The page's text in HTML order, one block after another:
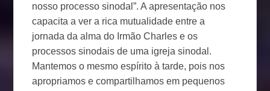
nosso processo sinodal”. A apresentação nos
capacita a ver a rica mutualidade entre a
jornada da alma do Irmão Charles e os
processos sinodais de uma igreja sinodal.
Mantemos o mesmo espírito à tarde, pois nos
apropriamos e compartilhamos em pequenos